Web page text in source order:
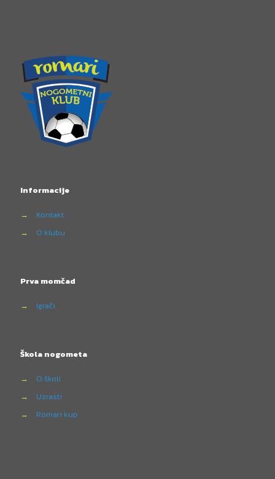
Informacije
→
Kontakt
→
O klubu
Prva momčad
→ Igrači
Škola nogometa
→
O školi
→
Uzrasti
→
Romari kup